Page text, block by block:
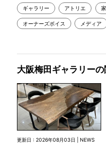
ギャラリー アトリエ
オーナーズボイス メディア
大阪梅田ギャラリー
更新日 : 2026年08月03日 | NEWS